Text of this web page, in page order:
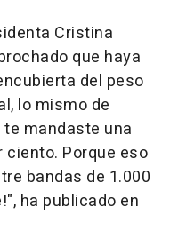
Cristina
que haya
del peso
lo mismo de
mandaste una
ciento. Porque eso
bandas de 1.000
ha publicado en